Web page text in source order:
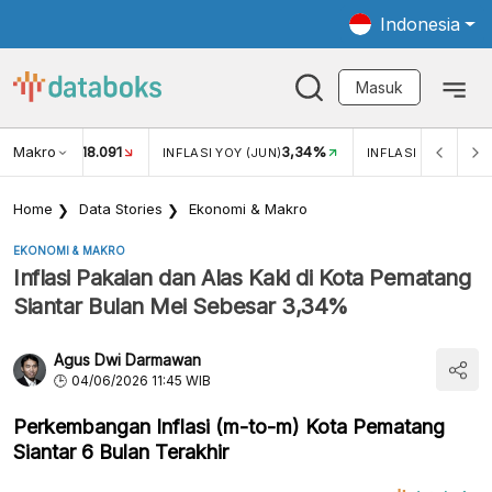
Indonesia
Masuk
Makro
USD/IDR 18.091 INFLASI YOY (JUN)3,34% INFLASI MOM (JUN)
Home Data Stories Ekonomi & Makro
EKONOMI & MAKRO
Inflasi Pakaian dan Alas Kaki di Kota Pematang
Siantar Bulan Mei Sebesar 3,34%
Agus Dwi Darmawan
04/06/2026 11:45 WIB
Perkembangan Inflasi (m-to-m) Kota Pematang
Siantar 6 Bulan Terakhir